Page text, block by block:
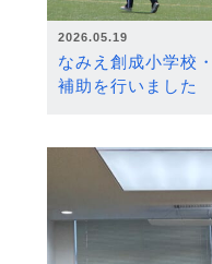
2026.05.19
なみえ創成小学校
補助を行いました